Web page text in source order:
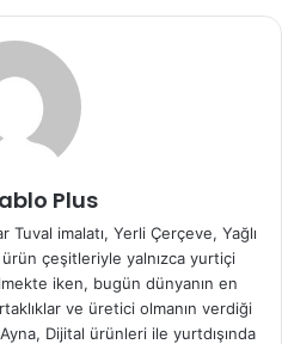
Plus
Tuval imalatı, Yerli Çerçeve, Yağlı
ürün çeşitleriyle yalnızca yurtiçi
iken, bugün dünyanın en
ve üretici olmanın verdiği
Dijital ürünleri ile yurtdışında